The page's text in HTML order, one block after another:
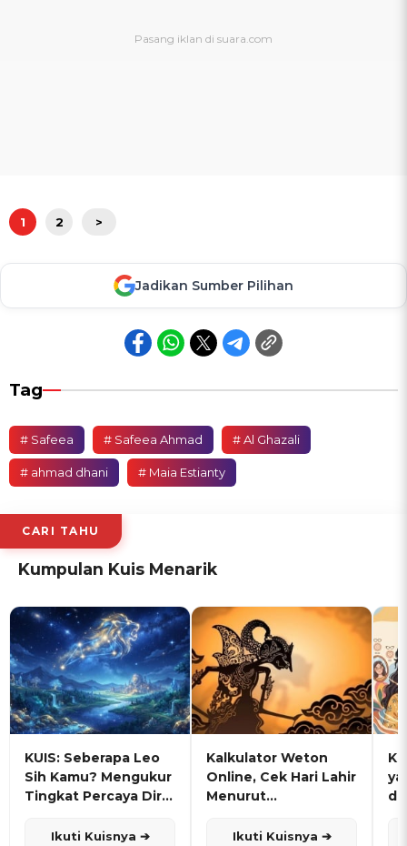
1 2 >
Jadikan Sumber Pilihan
Tag
# Safeea # Safeea Ahmad # Al Ghazali
# ahmad dhani # Maia Estianty
CARI TAHU
Kumpulan Kuis Menarik
KUIS: Seberapa Leo
Sih Kamu? Mengukur
Tingkat Percaya Diri
Ikuti Kuisnya ➔
Kalkulator Weton
Online, Cek Hari Lahir
Menurut
Ikuti Kuisnya ➔